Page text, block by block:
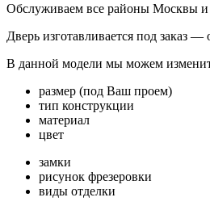
Обслуживаем все районы Москвы
Дверь изготавливается под заказ —
В данной модели мы можем
размер (под Ваш проем)
тип конструкции
материал
цвет
замки
рисунок фрезеровки
виды отделки